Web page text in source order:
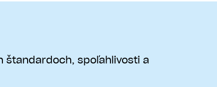
štandardoch, spoľahlivosti a